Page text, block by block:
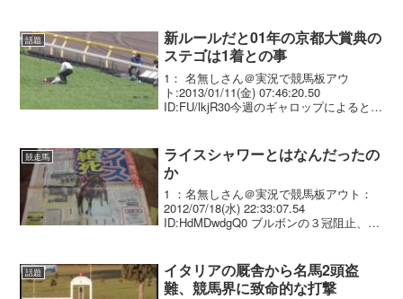
で...
話題
新ルールだと01年の京都大賞典の
ステゴは1着との事
1： 名無しさん＠実況で競馬板アウ
ト:2013/01/11(金) 07:46:20.50
ID:FU/lkjR30今週のギャロップによると
馬した場合は、その馬が...
競走馬
ライスシャワーとはなんだったの
か
1 ：名無しさん＠実況で競馬板アウト：
2012/07/18(水) 22:33:07.54
ID:HdMDwdgQ0 ブルボンの３冠阻止、マ
史における最大の汚点ともいえ...
話題
イタリアの厩舎から名馬2頭盗
難、競馬界に致命的な打撃